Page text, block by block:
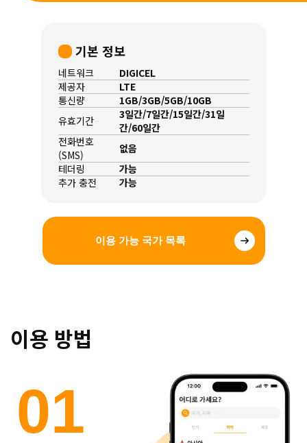
기본 정보
네트워크
DIGICEL
제공자
LTE
통신량
1GB/3GB/5GB/10GB
유효기간
3일간/7일간/15일간/31일
간/60일간
전화번호
(SMS)
없음
테더링
가능
추가 충전
가능
이용 가능 국가 목록
이용 방법
01